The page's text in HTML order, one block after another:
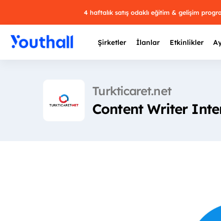
4 haftalık satış odaklı eğitim & gelişim
Şirketler İlanlar Etkinlikler
Turkticaret.net
Content Writer